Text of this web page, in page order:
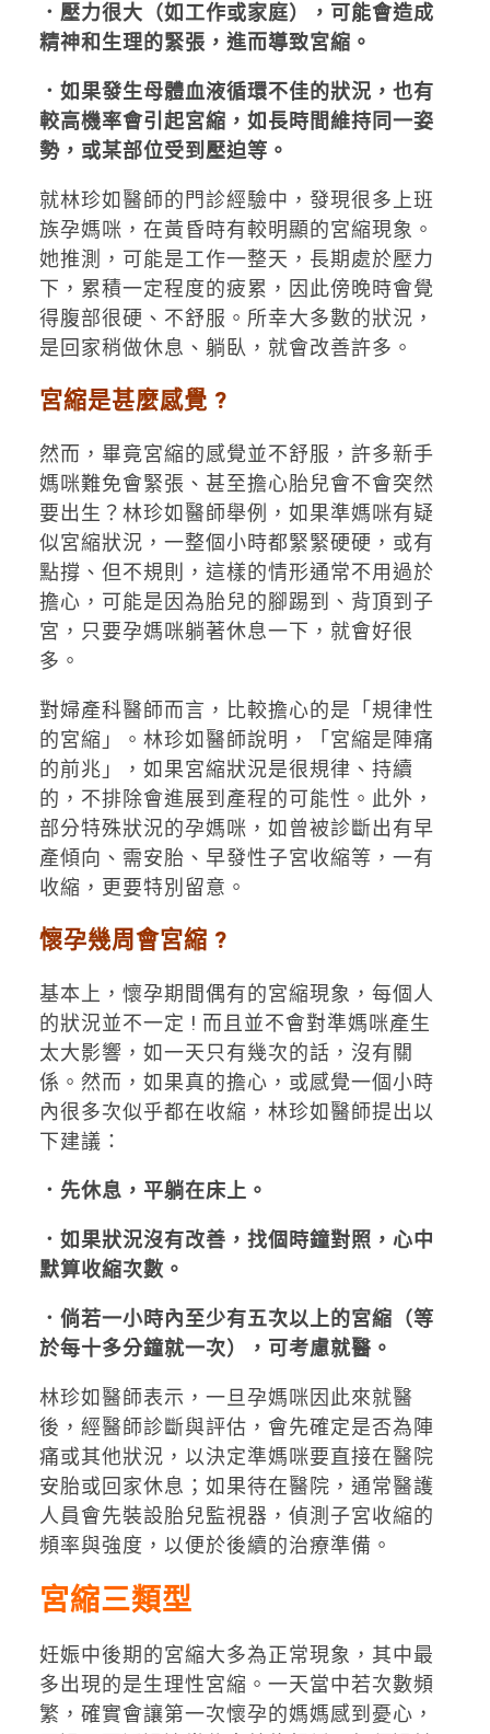
．壓力很大（如工作或家庭），可能會造成
精神和生理的緊張，進而導致宮縮。
．如果發生母體血液循環不佳的狀況，也有
較高機率會引起宮縮，如長時間維持同一姿
勢，或某部位受到壓迫等。
就林珍如醫師的門診經驗中，發現很多上班
族孕媽咪，在黃昏時有較明顯的宮縮現象。
她推測，可能是工作一整天，長期處於壓力
下，累積一定程度的疲累，因此傍晚時會覺
得腹部很硬、不舒服。所幸大多數的狀況，
是回家稍做休息、躺臥，就會改善許多。
宮縮是甚麼感覺 ?
然而，畢竟宮縮的感覺並不舒服，許多新手
媽咪難免會緊張、甚至擔心胎兒會不會突然
要出生？林珍如醫師舉例，如果準媽咪有疑
似宮縮狀況，一整個小時都緊緊硬硬，或有
點撐、但不規則，這樣的情形通常不用過於
擔心，可能是因為胎兒的腳踢到、背頂到子
宮，只要孕媽咪躺著休息一下，就會好很
多。
對婦產科醫師而言，比較擔心的是「規律性
的宮縮」。林珍如醫師說明，「宮縮是陣痛
的前兆」，如果宮縮狀況是很規律、持續
的，不排除會進展到產程的可能性。此外，
部分特殊狀況的孕媽咪，如曾被診斷出有早
產傾向、需安胎、早發性子宮收縮等，一有
收縮，更要特別留意。
懷孕幾周會宮縮 ?
基本上，懷孕期間偶有的宮縮現象，每個人
的狀況並不一定 ! 而且並不會對準媽咪產生
太大影響，如一天只有幾次的話，沒有關
係。然而，如果真的擔心，或感覺一個小時
內很多次似乎都在收縮，林珍如醫師提出以
下建議：
．先休息，平躺在床上。
．如果狀況沒有改善，找個時鐘對照，心中
默算收縮次數。
．倘若一小時內至少有五次以上的宮縮（等
於每十多分鐘就一次），可考慮就醫。
林珍如醫師表示，一旦孕媽咪因此來就醫
後，經醫師診斷與評估，會先確定是否為陣
痛或其他狀況，以決定準媽咪要直接在醫院
安胎或回家休息；如果待在醫院，通常醫護
人員會先裝設胎兒監視器，偵測子宮收縮的
頻率與強度，以便於後續的治療準備。
宮縮三類型
妊娠中後期的宮縮大多為正常現象，其中最
多出現的是生理性宮縮。一天當中若次數頻
繁，確實會讓第一次懷孕的媽媽感到憂心，